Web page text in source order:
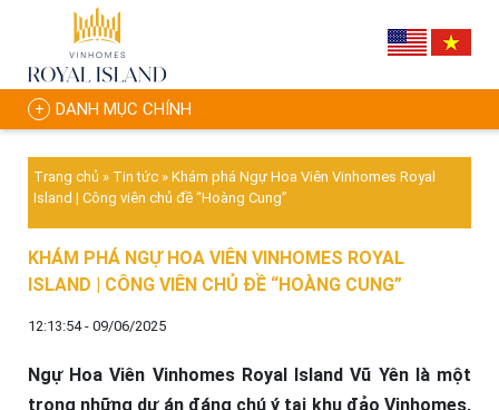
DANH MỤC CHÍNH
Trang chủ » Tin tức » Khám phá Ngự Hoa Viên Vinhomes Royal
Island | Công viên chủ đề “Hoàng Cung”
KHÁM PHÁ NGỰ HOA VIÊN VINHOMES ROYAL
ISLAND | CÔNG VIÊN CHỦ ĐỀ “HOÀNG CUNG”
12:13:54 - 09/06/2025
Ngự Hoa Viên Vinhomes Royal Island Vũ Yên là một
trong những dự án đáng chú ý tại khu đảo Vinhomes,